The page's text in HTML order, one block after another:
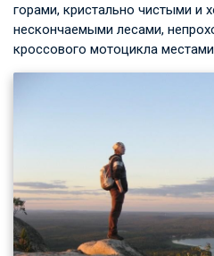
горами, кристально чистыми и
нескончаемыми лесами,
кроссового мотоцикла